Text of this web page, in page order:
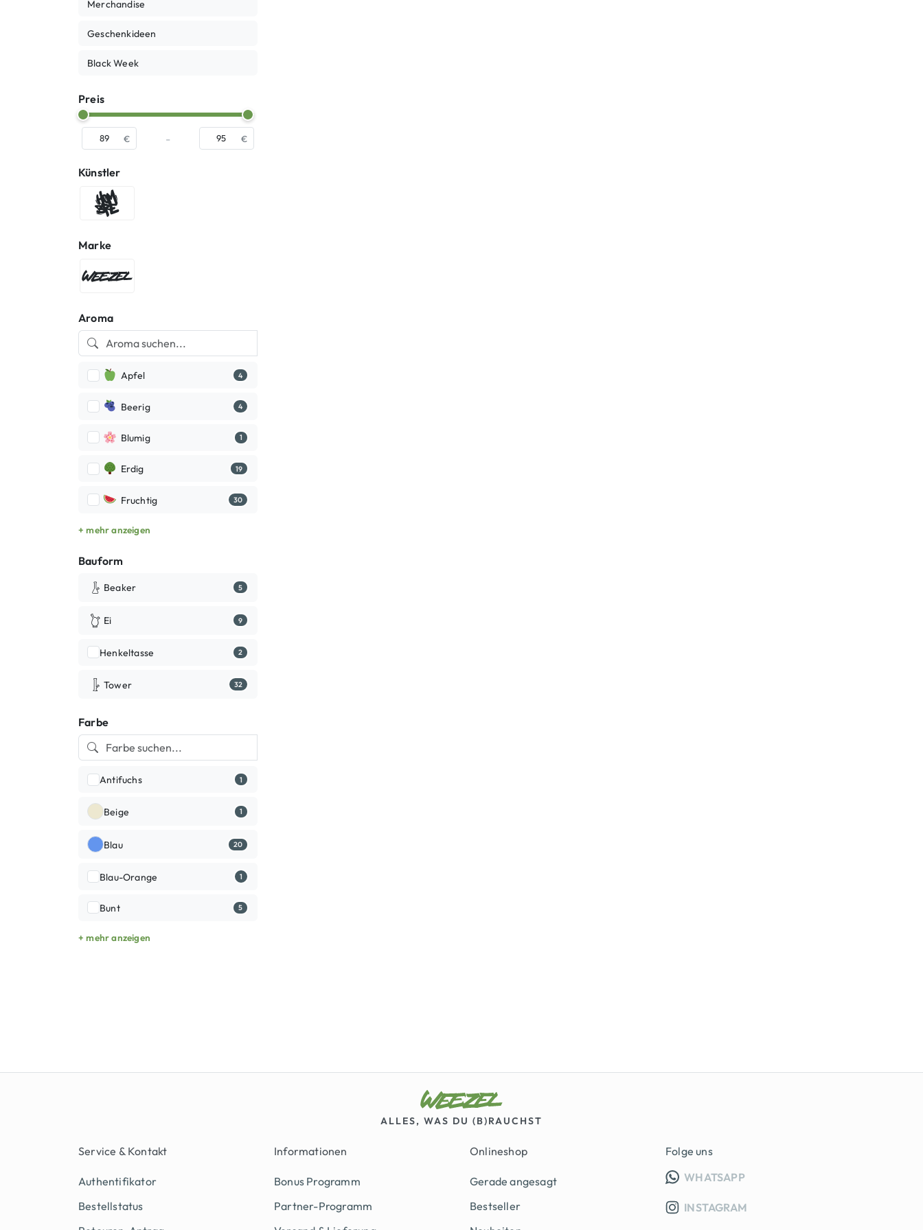
Merchandise
Geschenkideen
Black Week
Preis
€ - €
Künstler
Hombre SUK
Marke
WEEZEL®
Aroma
Apfel 4
Beerig 4
Blumig 1
Erdig 19
Fruchtig 30
+ mehr anzeigen
Bauform
Beaker 5
Ei 9
Henkeltasse 2
Tower 32
Farbe
Antifuchs 1
Beige 1
Blau 20
Blau-Orange 1
Bunt 5
+ mehr anzeigen
ALLES, WAS DU (B)RAUCHST
Service & Kontakt
Authentifikator
Bestellstatus
Informationen
Bonus Programm
Partner-Programm
Onlineshop
Gerade angesagt
Bestseller
Folge uns
WHATSAPPINFO GRUPPE (OEFFNET IN
INSTAGRAM